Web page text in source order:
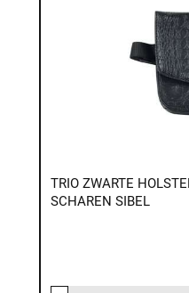
TRIO ZWARTE
SCHAREN SIBEL